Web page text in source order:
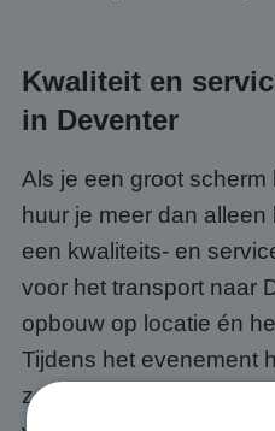
Kwaliteit en
in Deventer
Als je een groot scherm
huur je meer dan
een kwaliteits- en
voor het transport naar
opbouw op locatie én
Tijdens het evenement
zorgen te maken over